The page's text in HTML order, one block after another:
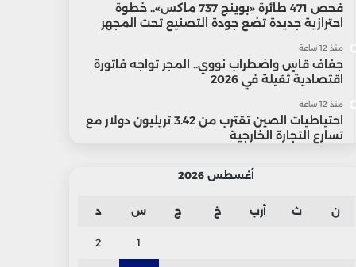
فحص 471 طائرة «بوينج 737 ماكس».. خطوة
احترازية جديدة تضع جودة التصنيع تحت المجهر
منذ 12 ساعة
جفاف قاسٍ واضطراب نووي.. المجر تواجه فاتورة
اقتصادية ثقيلة في 2026
منذ 12 ساعة
احتياطيات الصين تقترب من 3.42 تريليون دولار مع
تسارع التجارة الخارجية
أغسطس 2026
ن ث أرب خ ج س د
1
2